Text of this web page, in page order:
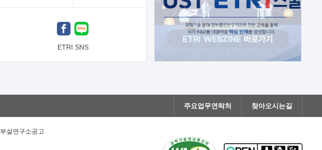
ETRI SNS
주요업무연락처 찾아오시는길
부설연구소공고